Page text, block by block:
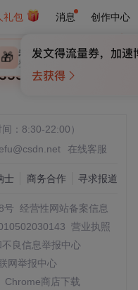
礼包 消息 创作中心
×
🎁 未登录
登录领取最高
：8:30-22:00）
在线客服
士 商务合作 寻求报道
号 经营性网站备案信息
营业执照
良信息举报中心
网举报中心
Chrome商店下载